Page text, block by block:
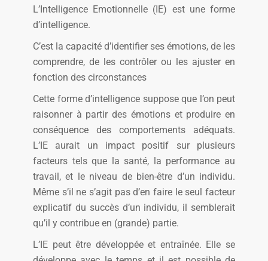
L’Intelligence Emotionnelle (IE) est une forme
d’intelligence.
C’est la capacité d’identifier ses émotions, de les
comprendre, de les contrôler ou les ajuster en
fonction des circonstances
Cette forme d’intelligence suppose que l’on peut
raisonner à partir des émotions et produire en
conséquence des comportements adéquats.
L’IE aurait un impact positif sur plusieurs
facteurs tels que la santé, la performance au
travail, et le niveau de bien-être d’un individu.
Même s’il ne s’agit pas d’en faire le seul facteur
explicatif du succès d’un individu, il semblerait
qu’il y contribue en (grande) partie.
L’IE peut être développée et entraînée. Elle se